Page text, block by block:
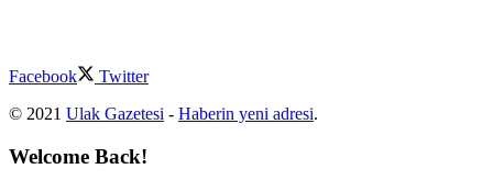
Facebook
Twitter
© 2021 Ulak Gazetesi - Haberin yeni adresi.
Welcome Back!